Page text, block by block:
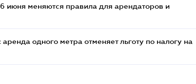
июня меняются правила для арендаторов и
одного метра отменяет льготу по налогу на